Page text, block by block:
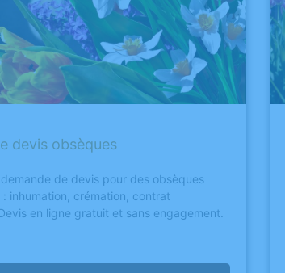
devis obsèques
de devis pour des obsèques
: inhumation, crémation, contrat
en ligne gratuit et sans engagement.